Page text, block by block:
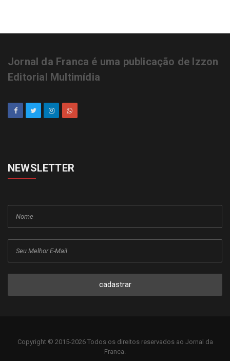
Jornal da Franca é uma publicação de Izzon
Editorial Multimídia
NEWSLETTER
cadastrar
Copyright © 2015-2026 Todos os direitos reservados ao Jornal da
Franca.